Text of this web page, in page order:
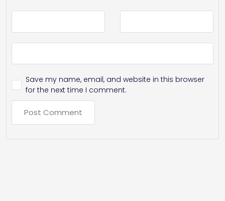
Save my name, email, and website in this browser
for the next time I comment.